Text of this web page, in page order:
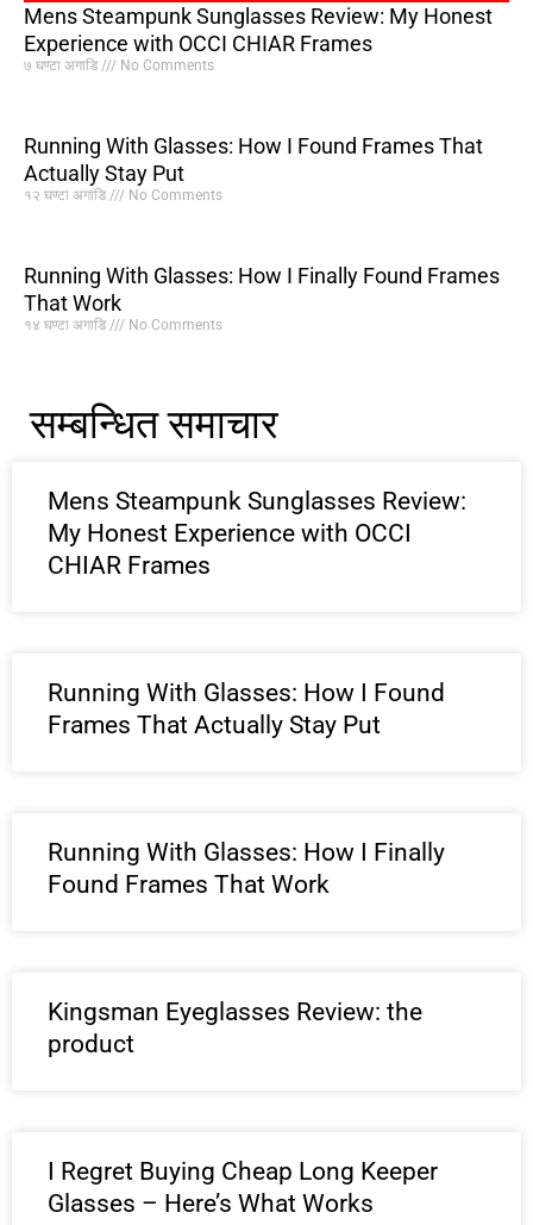
Mens Steampunk Sunglasses Review: My Honest
Experience with OCCI CHIAR Frames
७ घण्टा अगाडि No Comments
Running With Glasses: How I Found Frames That
Actually Stay Put
१२ घण्टा अगाडि No Comments
Running With Glasses: How I Finally Found Frames
That Work
१४ घण्टा अगाडि No Comments
सम्बन्धित समाचार
Mens Steampunk Sunglasses Review:
My Honest Experience with OCCI
CHIAR Frames
Running With Glasses: How I Found
Frames That Actually Stay Put
Running With Glasses: How I Finally
Found Frames That Work
Kingsman Eyeglasses Review: the
product
I Regret Buying Cheap Long Keeper
Glasses – Here’s What Works